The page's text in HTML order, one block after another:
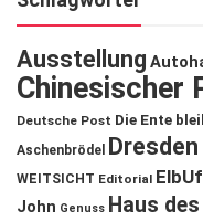
Ausstellung
Chinesischer
Deutsche Post Die Ente
Aschenbrödel
Dresden
WEITSICHT Editorial
John Genuss Haus